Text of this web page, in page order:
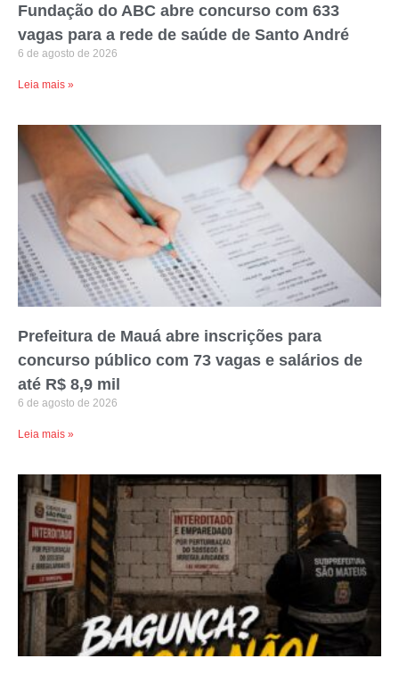
Fundação do ABC abre concurso com 633
vagas para a rede de saúde de Santo André
6 de agosto de 2026
Leia mais »
Prefeitura de Mauá abre inscrições para
concurso público com 73 vagas e salários de
até R$ 8,9 mil
6 de agosto de 2026
Leia mais »